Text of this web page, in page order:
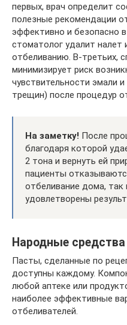
первых, врач определит
полезные рекомендации
эффективно и безопасно
стоматолог удалит налет
отбеливанию. В-третьих,
минимизирует риск
чувствительности эмали
трещин) после процедур
На заметку! После
благодаря которой
2 тона и вернуть ей
пациенты
отбеливание дома, так
удовлетворены
Народные средства
Пасты, сделанные по
доступны каждому.
любой аптеке или
наиболее эффективные
отбеливателей.